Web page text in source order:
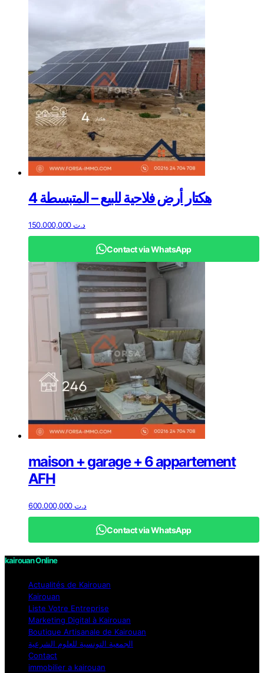
4 هكتار أرض فلاحية للبيع – المتبسطة
د.ت150.000,000
Contact via WhatsApp
maison + garage + 6 appartement
AFH
د.ت600.000,000
Contact via WhatsApp
kairouan Online
Actualités de Kairouan
Kairouan
Liste Votre Entreprise
Marketing Digital à Kairouan
Boutique Artisanale de Kairouan
الجمعية التونسية للعلوم الشرعية
Contact
immobilier a kairouan